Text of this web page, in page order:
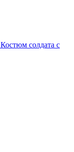
Костюм солдата с